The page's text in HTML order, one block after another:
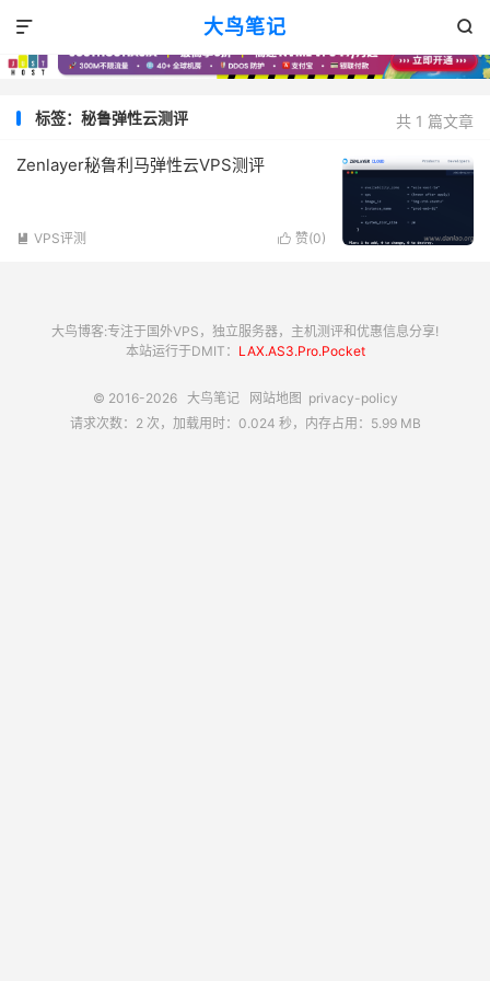
大鸟笔记 

共 1 篇文章
标签：秘鲁弹性云测评
Zenlayer秘鲁利马弹性云VPS测评
 赞(0)
 VPS评测
大鸟博客:专注于国外VPS，独立服务器，主机测评和优惠信息分享!
本站运行于DMIT： LAX.AS3.Pro.Pocket
© 2016-2026 大鸟笔记 网站地图 privacy-policy
请求次数：2 次，加载用时：0.024 秒，内存占用：5.99 MB